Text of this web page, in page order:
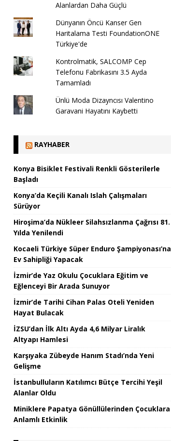
Alanlardan Daha Güçlü
Dünyanın Öncü Kanser Gen
Haritalama Testi FoundationONE
Türkiye'de
Kontrolmatik, SALCOMP Cep
Telefonu Fabrikasını 3.5 Ayda
Tamamladı
Ünlü Moda Dizayncısı Valentino
Garavani Hayatını Kaybetti
RAYHABER
Konya Bisiklet Festivali Renkli Gösterilerle
Başladı
Konya’da Keçili Kanalı Islah Çalışmaları
Sürüyor
Hiroşima’da Nükleer Silahsızlanma Çağrısı 81.
Yılda Yenilendi
Kocaeli Türkiye Süper Enduro Şampiyonası’na
Ev Sahipliği Yapacak
İzmir’de Yaz Okulu Çocuklara Eğitim ve
Eğlenceyi Bir Arada Sunuyor
İzmir’de Tarihi Cihan Palas Oteli Yeniden
Hayat Bulacak
İZSU’dan İlk Altı Ayda 4,6 Milyar Liralık
Altyapı Hamlesi
Karşıyaka Zübeyde Hanım Stadı’nda Yeni
Gelişme
İstanbulluların Katılımcı Bütçe Tercihi Yeşil
Alanlar Oldu
Miniklere Papatya Gönüllülerinden Çocuklara
Anlamlı Etkinlik